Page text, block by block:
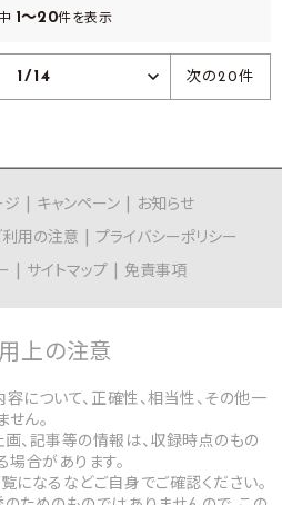
1～20件を表示
1/14 次の20件
ジ キャンペーン
お知らせ
利用の注意
プライバシーポリシー
サイトマップ 免責事項
上の注意
について、正確性、相当性、その他一
ん。
、記事等の情報は、収録時点のもの
場合があります。
になるなどご自身でご確認ください。